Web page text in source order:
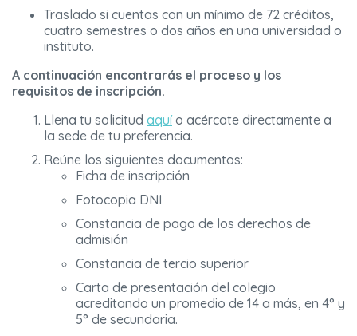
Traslado si cuentas con un mínimo de 72 créditos,
cuatro semestres o dos años en una universidad o
instituto.
A continuación encontrarás el proceso y los
requisitos de inscripción.
Llena tu solicitud aquío acércate directamente a
la sede de tu preferencia.
Reúne los siguientes documentos:
Ficha de inscripción
Fotocopia DNI
Constancia de pago de los derechos de
admisión
Constancia de tercio superior
Carta de presentación del colegio
acreditando un promedio de 14 a más, en 4° y
5° de secundaria.